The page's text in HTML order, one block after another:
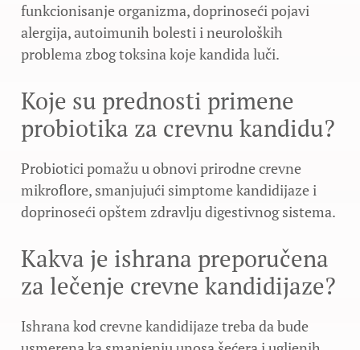
funkcionisanje organizma, doprinoseći pojavi
alergija, autoimunih bolesti i neuroloških
problema zbog toksina koje kandida luči.
Koje su prednosti primene
probiotika za crevnu kandidu?
Probiotici pomažu u obnovi prirodne crevne
mikroflore, smanjujući simptome kandidijaze i
doprinoseći opštem zdravlju digestivnog sistema.
Kakva je ishrana preporučena
za lečenje crevne kandidijaze?
Ishrana kod crevne kandidijaze treba da bude